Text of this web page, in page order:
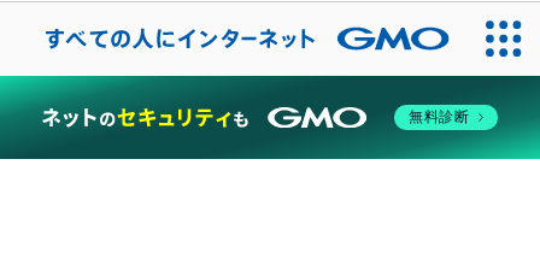
無料診断